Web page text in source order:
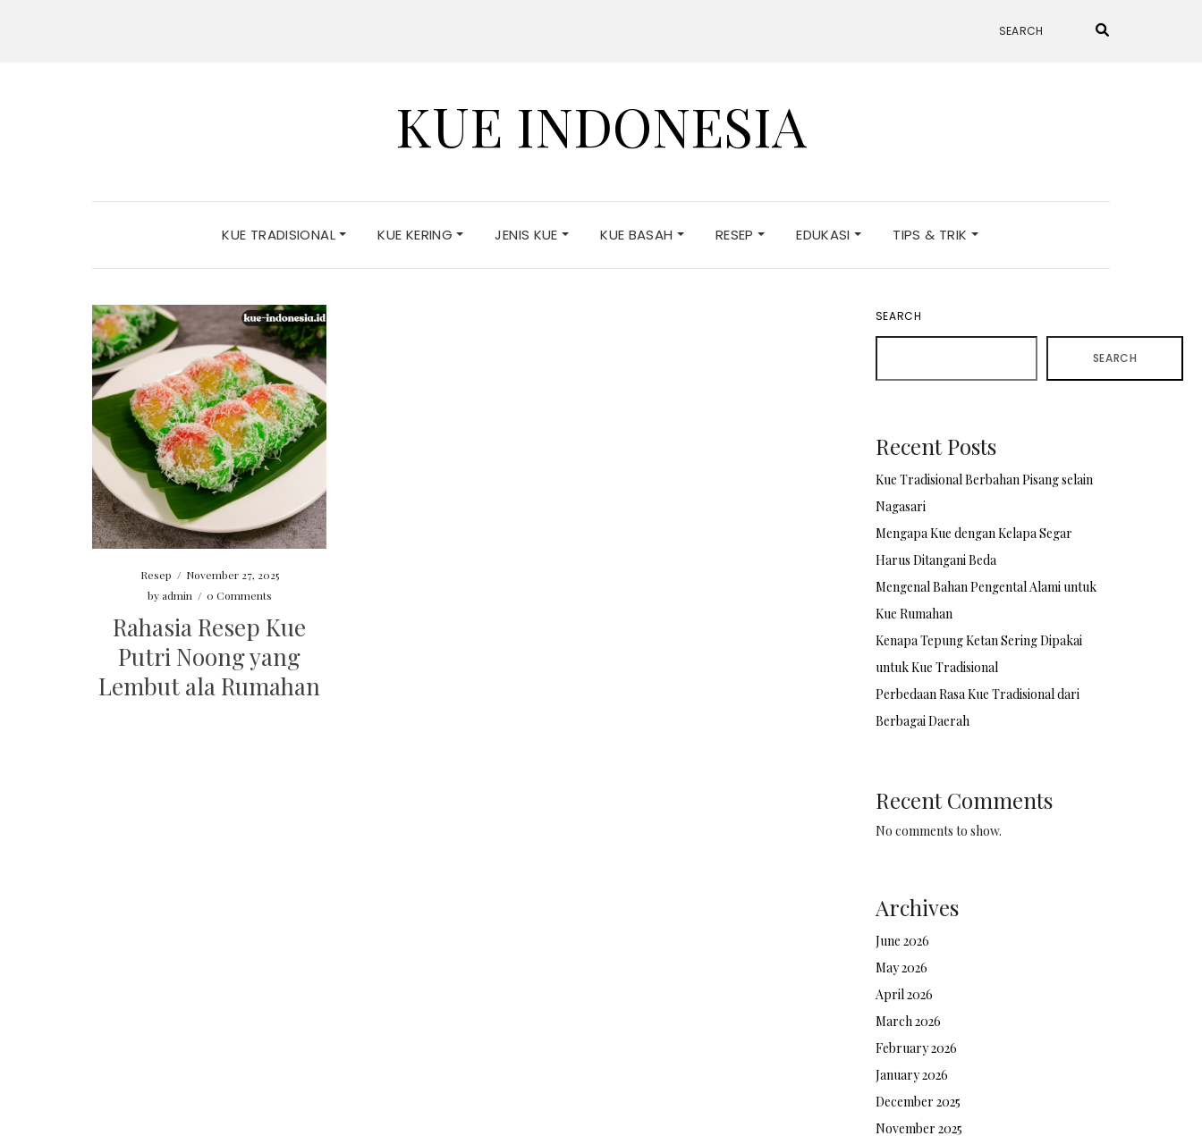
KUE INDONESIA
KUE TRADISIONAL KUE KERING JENIS KUE KUE BASAH RESEP EDUKASI TIPS & TRIK
Resep / November 27, 2025
byadmin / 0 Comments
Rahasia Resep Kue
Putri Noong yang
Lembut ala Rumahan
SEARCH
SEARCH
Recent Posts
Kue Tradisional Berbahan Pisang selain
Nagasari
Mengapa Kue dengan Kelapa Segar
Harus Ditangani Beda
Mengenal Bahan Pengental Alami untuk
Kue Rumahan
Kenapa Tepung Ketan Sering Dipakai
untuk Kue Tradisional
Perbedaan Rasa Kue Tradisional dari
Berbagai Daerah
Recent Comments
No comments to show.
Archives
June 2026
May 2026
April 2026
March 2026
February 2026
January 2026
December 2025
November 2025